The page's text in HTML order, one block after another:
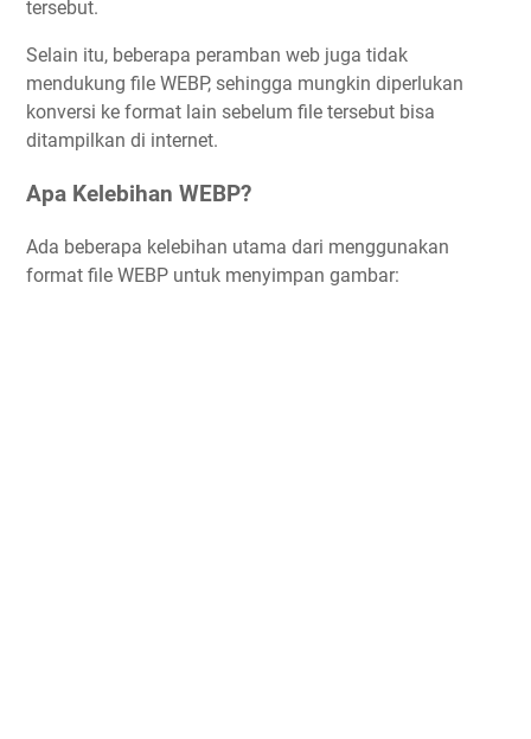
tersebut.
Selain itu, beberapa peramban web juga tidak
mendukung file WEBP, sehingga mungkin diperlukan
konversi ke format lain sebelum file tersebut bisa
ditampilkan di internet.
Apa Kelebihan WEBP?
Ada beberapa kelebihan utama dari menggunakan
format file WEBP untuk menyimpan gambar: